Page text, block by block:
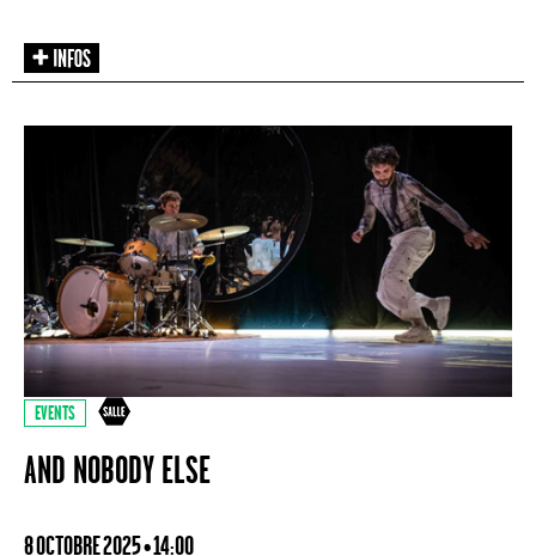
EVENTS
AND NOBODY ELSE
8 OCTOBRE 2025 • 14:00